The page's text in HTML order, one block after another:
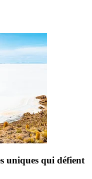
uniques qui défient